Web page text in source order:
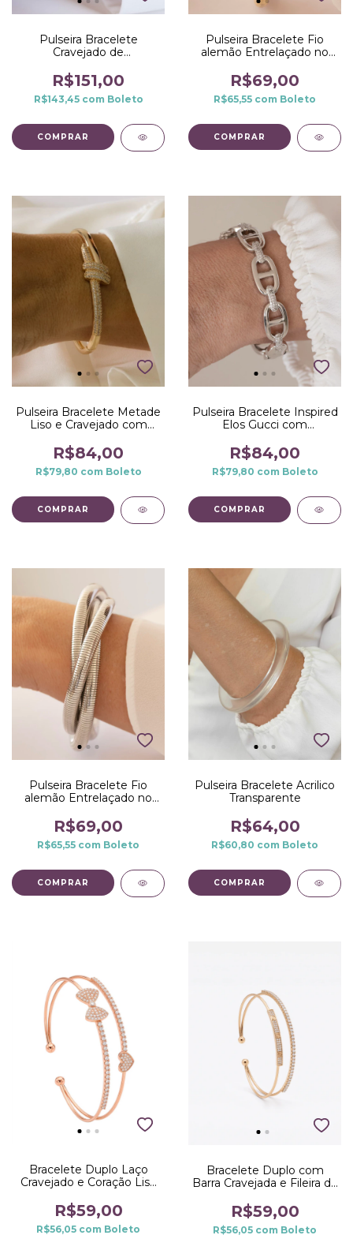
Pulseira Bracelete
Cravejado de
Liso no Dourado
R$151,00
R$143,45 com Boleto
Pulseira Bracelete Fio
alemão Entrelaçado no
R$69,00
R$65,55 com Boleto
Pulseira Bracelete Metade
Liso e Cravejado com
R$84,00
R$79,80 com Boleto
Pulseira Bracelete Inspired
Elos Gucci com
Branco
R$84,00
R$79,80 com Boleto
Pulseira Bracelete Fio
alemão Entrelaçado no
R$69,00
R$65,55 com Boleto
Pulseira Bracelete Acrilico
Transparente
R$64,00
R$60,80 com Boleto
Bracelete Duplo Laço
Cravejado e Coração Liso
R$59,00
R$56,05 com Boleto
Bracelete Duplo com
Barra Cravejada e Fileira de
R$59,00
R$56,05 com Boleto